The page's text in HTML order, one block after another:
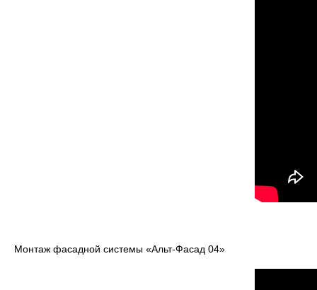
Монтаж фасадной системы «Альт-Фасад 04»